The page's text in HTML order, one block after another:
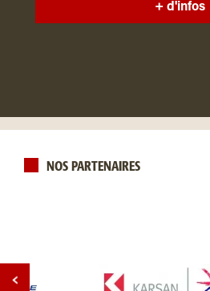
+ d'infos
NOS PARTENAIRES